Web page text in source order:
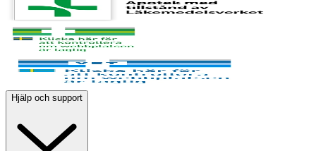
Hjälp och support